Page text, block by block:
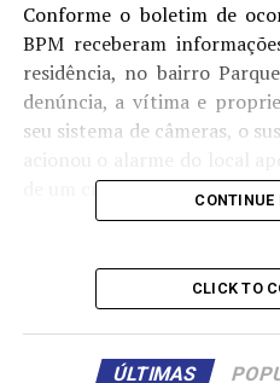
Conforme o boletim de
BPM receberam
residência, no bairro
denúncia, a vítima e
seu sistema de câmeras, o
de um criminoso.
tentaram interceptar o
suspeito efetuou disparos
testemunhas e fugiu em um
CONTINUE
CLICK TO
ÚLTIMAS